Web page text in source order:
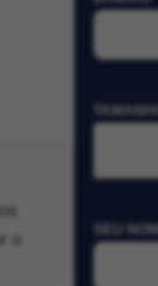
TAMANHO
SEU